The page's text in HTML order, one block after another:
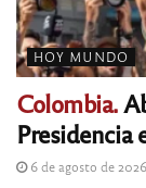
HOY MUNDO
Colombia.
Presidencia
6 de agosto de 2026